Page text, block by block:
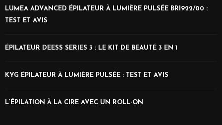
LUMEA ADVANCED ÉPILATEUR À LUMIÈRE PULSÉE BRI922/00 :
TEST ET AVIS
ÉPILATEUR DEESS SERIES 3 : LE KIT DE BEAUTÉ 3 EN 1
KYG ÉPILATEUR À LUMIÈRE PULSÉE : TEST ET AVIS
L’ÉPILATION À LA CIRE AVEC UN ROLL-ON